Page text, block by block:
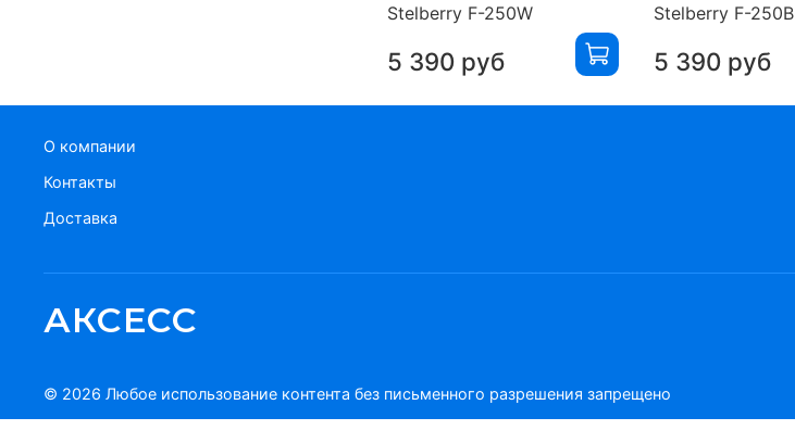
Stelberry F-250W
5 390 руб
Stelberry F-250B
5 390 руб
О компании
Контакты
Доставка
АКСЕСС
© 2026 Любое использование контента без письменного разрешения запрещено